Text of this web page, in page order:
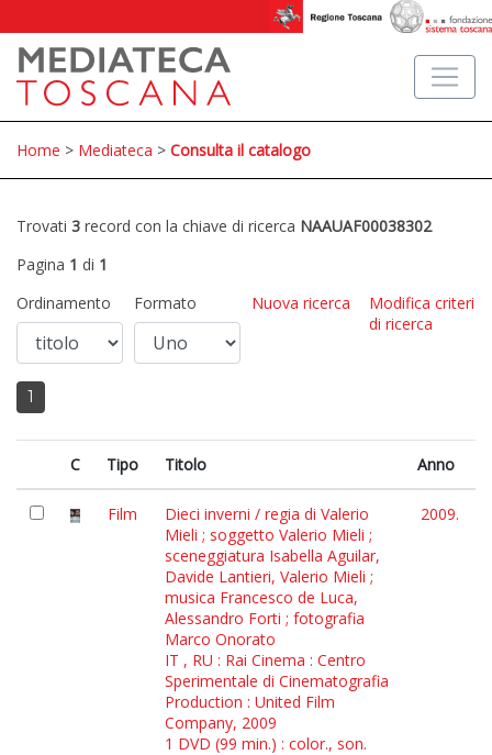
Home > Mediateca > Consulta il catalogo
Trovati 3 record con la chiave di ricerca NAAUAF00038302
Pagina 1 di 1
Ordinamento
Formato Nuova ricerca
Modifica criteri
di ricerca
1
C Tipo Titolo Anno
Film
Dieci inverni / regia di Valerio
Mieli ; soggetto Valerio Mieli ;
sceneggiatura Isabella Aguilar,
Davide Lantieri, Valerio Mieli ;
musica Francesco de Luca,
Alessandro Forti ; fotografia
Marco Onorato
IT , RU : Rai Cinema : Centro
Sperimentale di Cinematografia
Production : United Film
Company, 2009
1 DVD (99 min.) : color., son.
2009.